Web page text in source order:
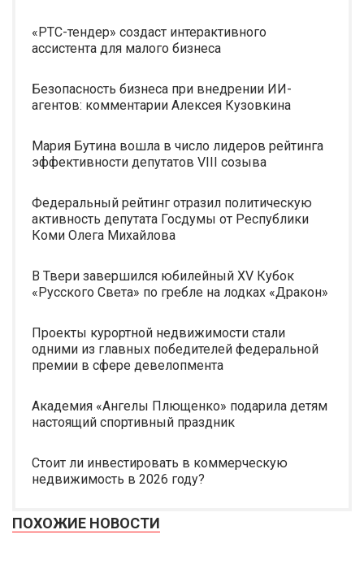
«РТС-тендер» создаст интерактивного
ассистента для малого бизнеса
Безопасность бизнеса при внедрении ИИ-
агентов: комментарии Алексея Кузовкина
Мария Бутина вошла в число лидеров рейтинга
эффективности депутатов VIII созыва
Федеральный рейтинг отразил политическую
активность депутата Госдумы от Республики
Коми Олега Михайлова
В Твери завершился юбилейный XV Кубок
«Русского Света» по гребле на лодках «Дракон»
Проекты курортной недвижимости стали
одними из главных победителей федеральной
премии в сфере девелопмента
Академия «Ангелы Плющенко» подарила детям
настоящий спортивный праздник
Стоит ли инвестировать в коммерческую
недвижимость в 2026 году?
ПОХОЖИЕ НОВОСТИ